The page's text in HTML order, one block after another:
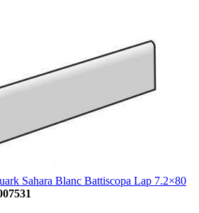
Sahara Blanc Battiscopa Lap 7.2×80